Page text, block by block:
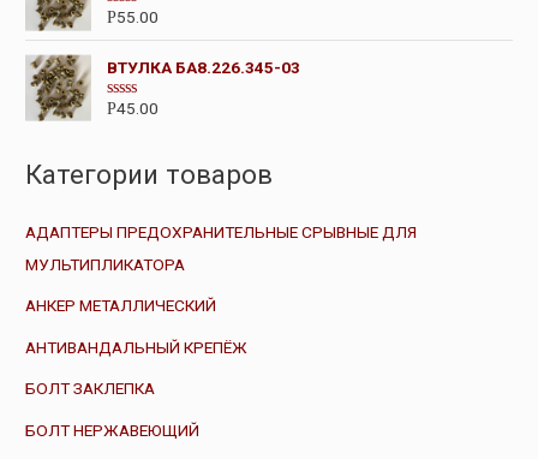
а
0
и
5
О
ц
н
к
а
0
Р55.00
ВТУЛКА БА8.226.345-03
О
к
а
з
Р45.00
Категории товаров
АДАПТЕРЫ ПРЕДОХРАНИТЕЛЬНЫЕ СРЫВНЫЕ ДЛЯ
МУЛЬТИПЛИКАТОРА
АНКЕР МЕТАЛЛИЧЕСКИЙ
АНТИВАНДАЛЬНЫЙ КРЕПЁЖ
БОЛТ ЗАКЛЕПКА
БОЛТ НЕРЖАВЕЮЩИЙ